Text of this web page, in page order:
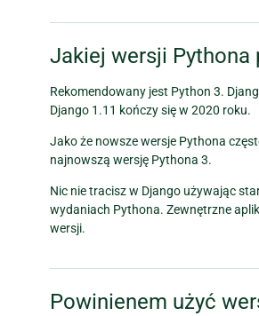
Jakiej wersji Pythona
Rekomendowany jest Python 3.
Django 1.11 kończy się w 2020 roku.
Jako że nowsze wersje Pythona
najnowszą wersję Pythona 3.
Nic nie tracisz w Django używając
wydaniach Pythona. Zewnętrzne
wersji.
Powinienem użyć